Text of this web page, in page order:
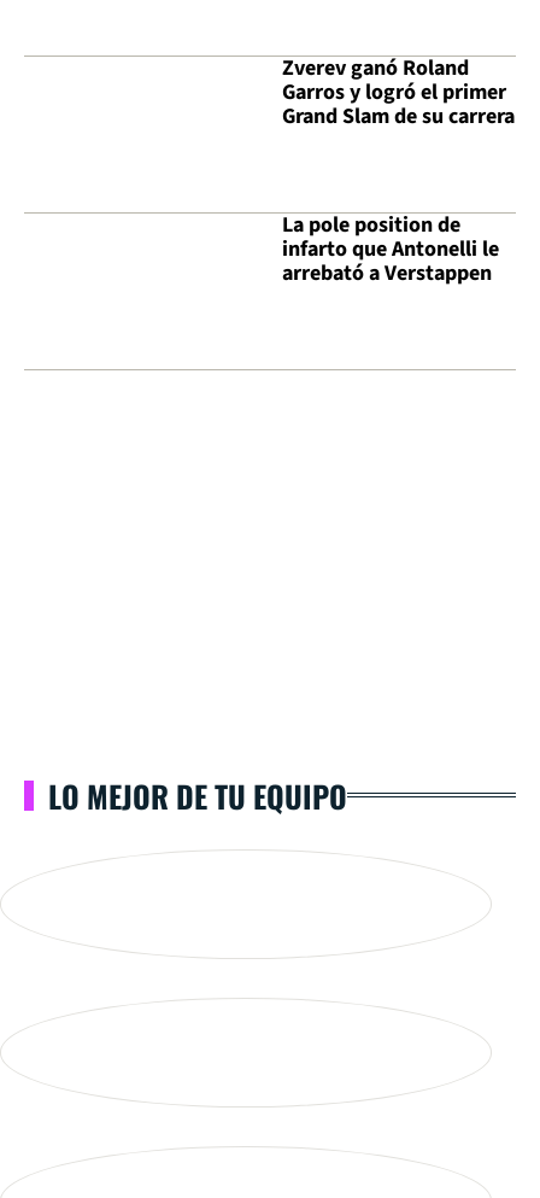
Zverev ganó Roland
Garros y logró el primer
Grand Slam de su carrera
La pole position de
infarto que Antonelli le
arrebató a Verstappen
LO MEJOR DE TU EQUIPO